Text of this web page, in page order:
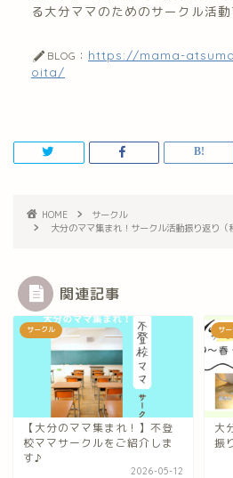
る大分ママのためのサークル活動
BLOG： https://mama-
oita/
HOME
サークル
大分のママ集まれ！サークル活動振り返り（
関連記事
サークル
【大分のママ集まれ！】不登
校ママサークルをご紹介しま
す♪
2026-05-12
サ
大
振